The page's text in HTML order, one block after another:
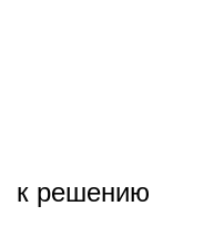
к решению